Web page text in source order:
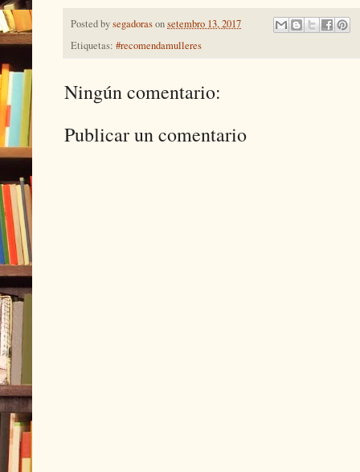
Posted bysegadorasonsetembro 13, 2017
Etiquetas: #recomendamulleres
Ningún comentario:
Publicar un comentario